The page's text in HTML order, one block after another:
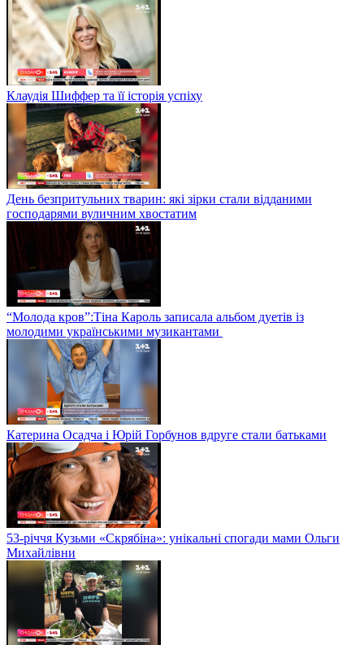
Клаудія Шиффер та її історія успіху
День безпритульних тварин: які зірки стали відданими
господарями вуличним хвостатим
“Молода кров”:Тіна Кароль записала альбом дуетів із
молодими українськими музикантами
Катерина Осадча і Юрій Горбунов вдруге стали батьками
53-річчя Кузьми «Скрябіна»: унікальні спогади мами Ольги
Михайлівни